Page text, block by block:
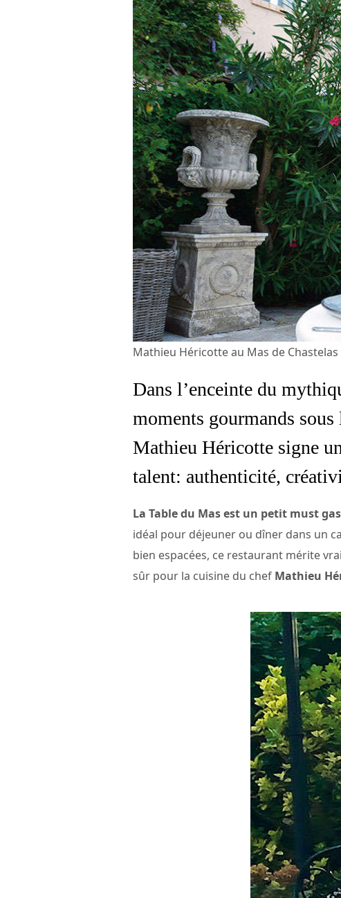
Mathieu Héricotte au Mas de
Dans l’enceinte du
moments gourmands
Mathieu Héricotte signe
talent: authenticité,
La Table du Mas est un petit must
idéal pour déjeuner ou dîner dans un
bien espacées, ce restaurant mérite
sûr pour la cuisine du chef Mathieu